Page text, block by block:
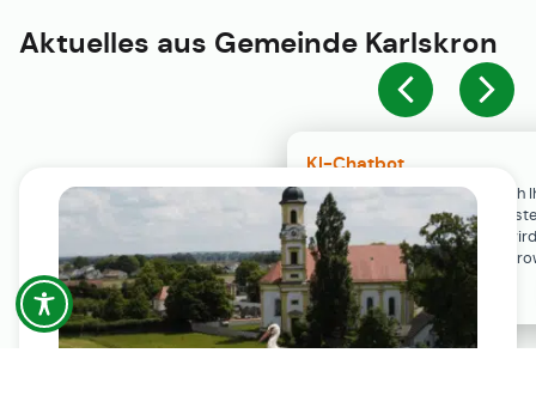
KI-Chatbot
Der KI-Chatbot steht erst nach
Einwilligung in den Cookie-
Verfügung. Der Chat-Verlauf
ausschließlich lokal in Ihrem
gespeichert.
Aktuelles aus Gemeinde Karlskron